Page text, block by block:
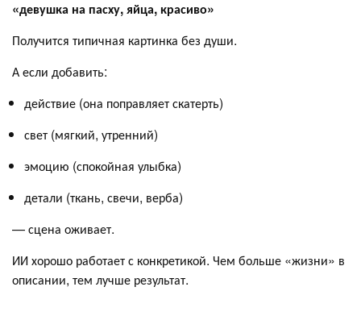
«девушка на пасху, яйца, красиво»
Получится типичная картинка без души.
А если добавить:
действие (она поправляет скатерть)
свет (мягкий, утренний)
эмоцию (спокойная улыбка)
детали (ткань, свечи, верба)
— сцена оживает.
ИИ хорошо работает с конкретикой. Чем больше «жизни» в
описании, тем лучше результат.